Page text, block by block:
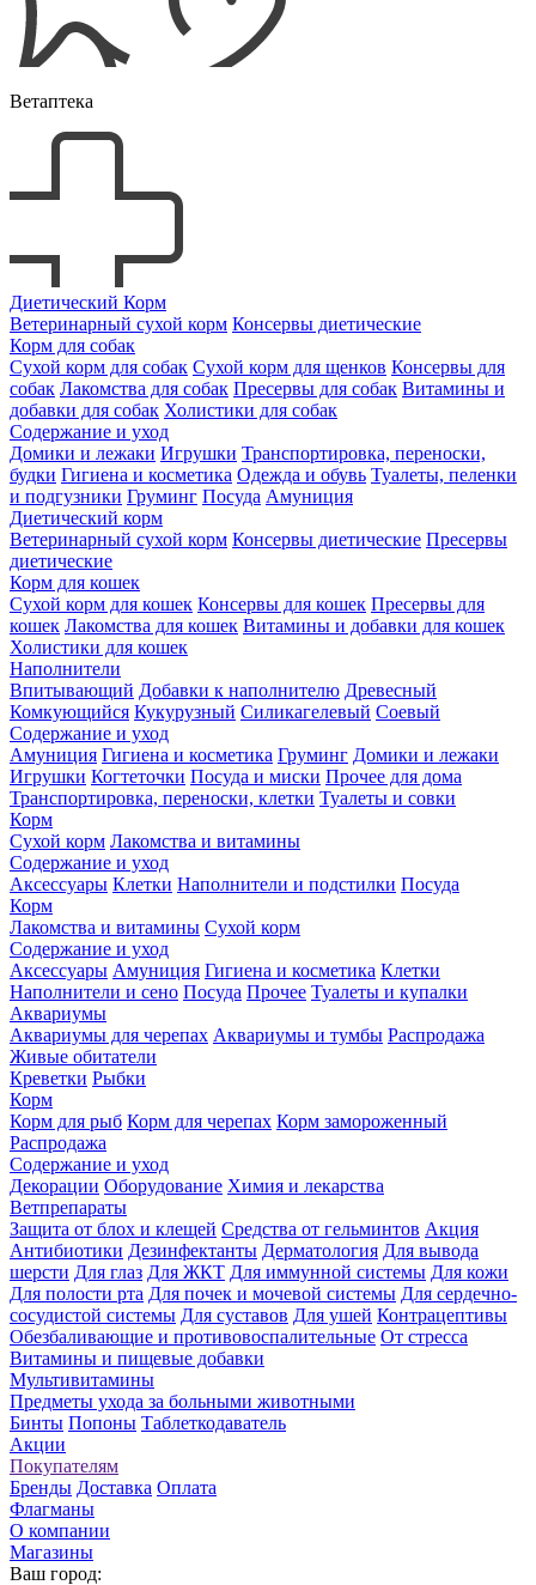
Ветаптека
Диетический Корм
Ветеринарный сухой корм Консервы диетические
Корм для собак
Сухой корм для собак Сухой корм для щенков Консервы для
собак Лакомства для собак Пресервы для собак Витамины и
добавки для собак Холистики для собак
Содержание и уход
Домики и лежаки Игрушки Транспортировка, переноски,
будки Гигиена и косметика Одежда и обувь Туалеты, пеленки
и подгузники Груминг Посуда Амуниция
Диетический корм
Ветеринарный сухой корм Консервы диетические Пресервы
диетические
Корм для кошек
Сухой корм для кошек Консервы для кошек Пресервы для
кошек Лакомства для кошек Витамины и добавки для кошек
Холистики для кошек
Наполнители
Впитывающий Добавки к наполнителю Древесный
Комкующийся Кукурузный Силикагелевый Соевый
Содержание и уход
Амуниция Гигиена и косметика Груминг Домики и лежаки
Игрушки Когтеточки Посуда и миски Прочее для дома
Транспортировка, переноски, клетки Туалеты и совки
Корм
Сухой корм Лакомства и витамины
Содержание и уход
Аксессуары Клетки Наполнители и подстилки Посуда
Корм
Лакомства и витамины Сухой корм
Содержание и уход
Аксессуары Амуниция Гигиена и косметика Клетки
Наполнители и сено Посуда Прочее Туалеты и купалки
Аквариумы
Аквариумы для черепах Аквариумы и тумбы Распродажа
Живые обитатели
Креветки Рыбки
Корм
Корм для рыб Корм для черепах Корм замороженный
Распродажа
Содержание и уход
Декорации Оборудование Химия и лекарства
Ветпрепараты
Защита от блох и клещей Средства от гельминтов Акция
Антибиотики Дезинфектанты Дерматология Для вывода
шерсти Для глаз Для ЖКТ Для иммунной системы Для кожи
Для полости рта Для почек и мочевой системы Для сердечно-
сосудистой системы Для суставов Для ушей Контрацептивы
Обезбаливающие и противовоспалительные От стресса
Витамины и пищевые добавки
Мультивитамины
Предметы ухода за больными животными
Бинты Попоны Таблеткодаватель
Акции
Покупателям
Бренды Доставка Оплата
Флагманы
О компании
Магазины
Ваш город: